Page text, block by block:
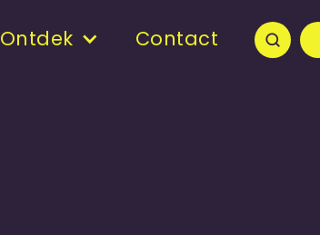
Ontdek Contact